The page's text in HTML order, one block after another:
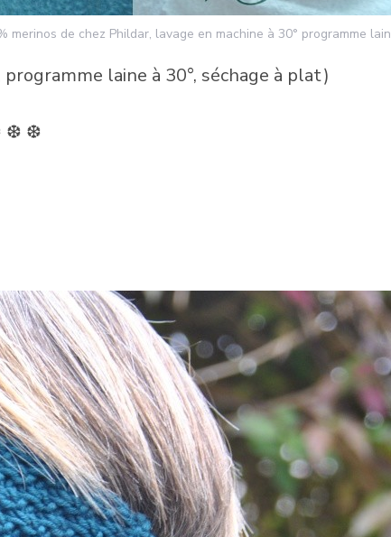
de chez Phildar, lavage en machine à 30° programme
laine à 30°, séchage à plat)
❆ ❆